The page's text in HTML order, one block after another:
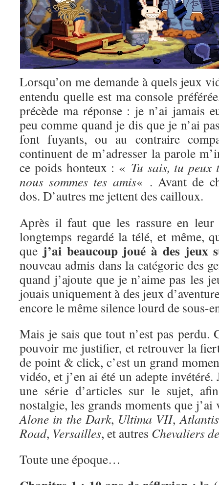
Lorsqu’on me demande à quels jeux
entendu quelle est ma console
précède ma réponse : je n’ai jamais
peu comme quand je dis que je n’ai
font fuyants, ou au contraire
continuent de m’adresser la parole
ce poids honteux : « Tu sais, tu peux
nous sommes tes amis« . Avant de
dos. D’autres me jettent des cailloux.
Après il faut que les rassure en leur
longtemps regardé la télé, et même,
que j’ai beaucoup joué à des jeux
nouveau admis dans la catégorie des
quand j’ajoute que je n’aime pas les
jouais uniquement à des jeux
encore le même silence lourd de sous-
Mais je sais que tout n’est pas perdu.
pouvoir me justifier, et retrouver la
de point & click, c’est un grand
vidéo, et j’en ai été un adepte
une série d’articles sur le sujet,
nostalgie, les grands moments que
Alone in the Dark, Ultima VII,Atlantis
Road, Versailles, et autres Chevaliers
Toute une époque…